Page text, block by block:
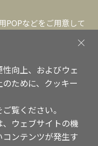
POPなどをご用意して
の上、ご活用くださ
様へ
All Rights Reserved.
向上、およびウェ
ために、クッキー
ご覧ください。
ウェブサイトの機
ンテンツが発生す